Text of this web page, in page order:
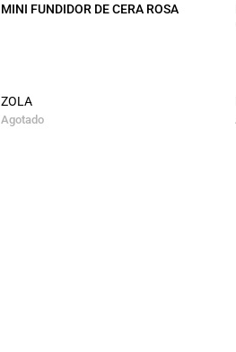
MINI FUNDIDOR DE CERA ROSA
ZOLA
Agotado